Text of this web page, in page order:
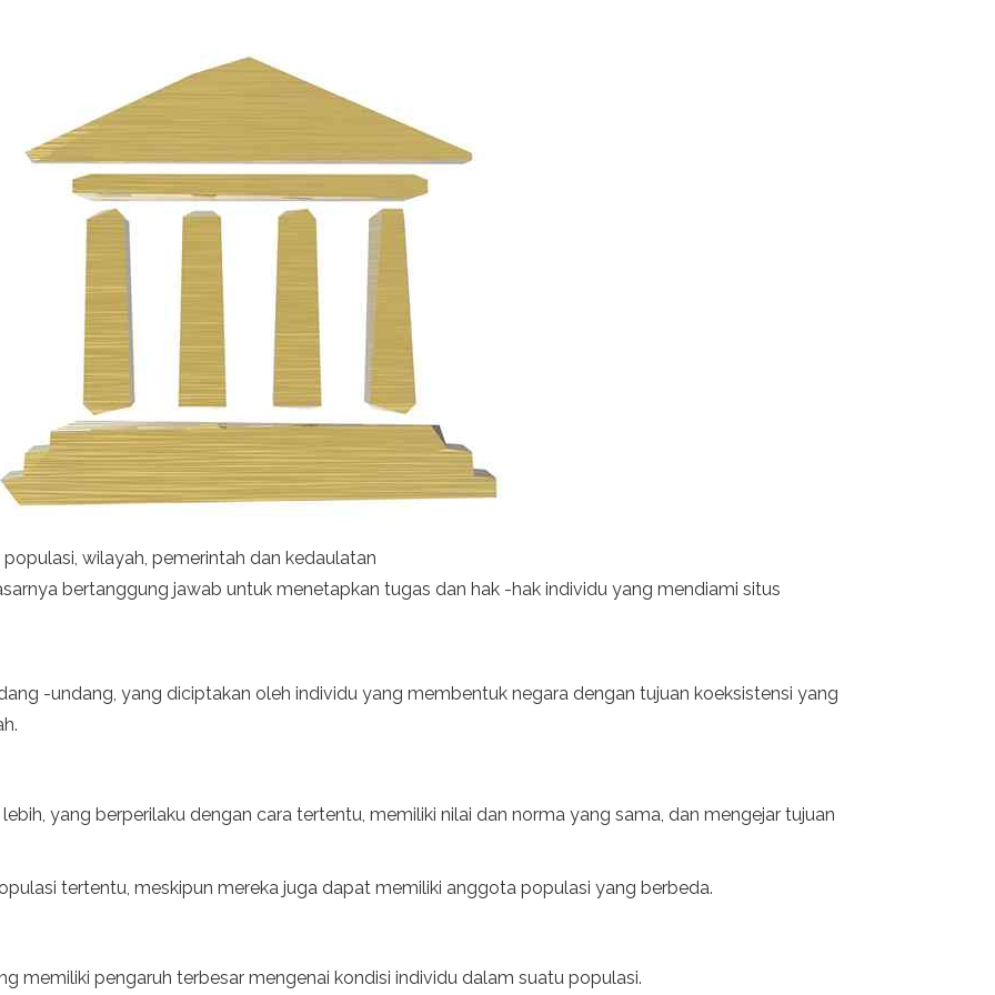
wilayah, pemerintah dan kedaulatan
bertanggung jawab untuk menetapkan tugas dan hak -hak individu yang mendiami situs
-undang, yang diciptakan oleh individu yang membentuk negara dengan tujuan koeksistensi yang
yang berperilaku dengan cara tertentu, memiliki nilai dan norma yang sama, dan mengejar tujuan
tertentu, meskipun mereka juga dapat memiliki anggota populasi yang berbeda.
memiliki pengaruh terbesar mengenai kondisi individu dalam suatu populasi.